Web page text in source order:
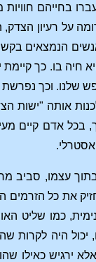
חוויות
על רעיון
הנמצאים
חיה בו. כך
שלנו. וכך
אותה "ישות
אדם קיים
עצמו, סביב
את כל הזרמים
כמו שליט
יכול היה לקרות
ירגיש כאילו